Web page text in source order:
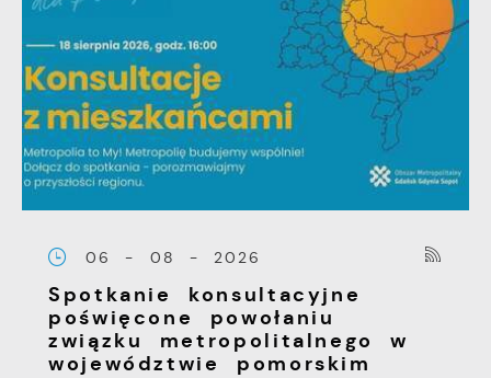
06 - 08 - 2026
Spotkanie konsultacyjne
poświęcone powołaniu
związku metropolitalnego w
województwie pomorskim